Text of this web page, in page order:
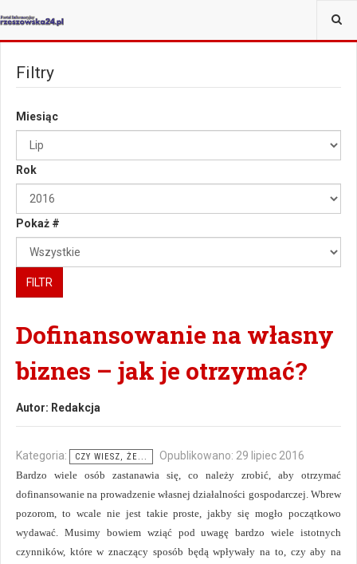
JESTEŚ TUTAJ:
Filtry
Miesiąc
Rok
Pokaż #
FILTR
Dofinansowanie na własny
biznes – jak je otrzymać?
Autor: Redakcja
Kategoria: CZY WIESZ, ŻE... Opublikowano: 29 lipiec 2016
Bardzo wiele osób zastanawia się, co należy zrobić, aby otrzymać
dofinansowanie na prowadzenie własnej działalności gospodarczej. Wbrew
pozorom, to wcale nie jest takie proste, jakby się mogło początkowo
wydawać. Musimy bowiem wziąć pod uwagę bardzo wiele istotnych
czynników, które w znaczący sposób będą wpływały na to, czy aby na